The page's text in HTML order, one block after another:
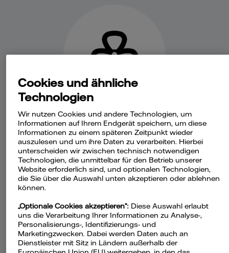
Fragen & Antworten
Was muss ich während der
Trocknungsmaßnahmen beachten?
Was muss ich nach der nächsten
Jahresabrechnung beachten?
Cookies und ähnliche
Technologien
Wir nutzen Cookies und andere Technologien, um
Informationen auf Ihrem Endgerät speichern, um diese
Informationen zu einem späteren Zeitpunkt wieder
auszulesen und um ihre Daten zu verarbeiten. Hierbei
unterscheiden wir zwischen technisch notwendigen
Technologien, die unmittelbar für den Betrieb unserer
Website erforderlich sind, und optionalen Technologien,
die Sie über die Auswahl unten akzeptieren oder ablehnen
können.
„Optionale Cookies akzeptieren“:Diese Auswahl erlaubt
uns die Verarbeitung Ihrer Informationen zu Analyse-,
Personalisierungs-, Identifizierungs- und
Marketingzwecken. Dabei werden Daten auch an
Dienstleister mit Sitz in Ländern außerhalb der